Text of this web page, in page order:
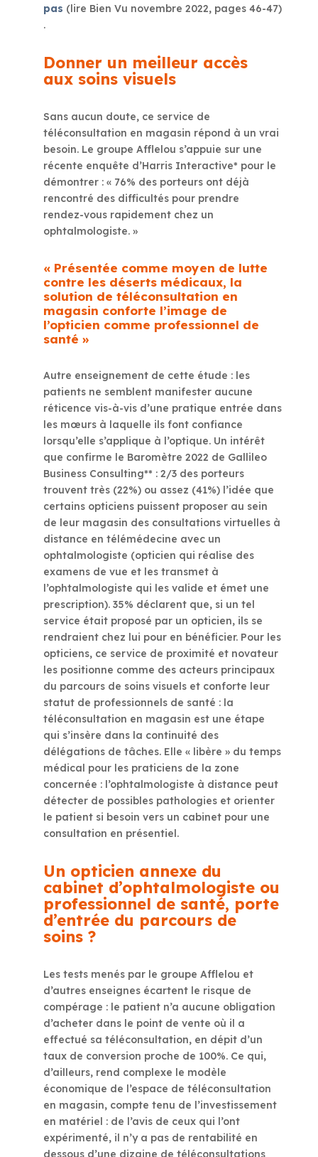
pas (lire Bien Vu novembre 2022, pages 46-47)
.
Donner un meilleur accès
aux soins visuels
Sans aucun doute, ce service de
téléconsultation en magasin répond à un vrai
besoin. Le groupe Afflelou s’appuie sur une
récente enquête d’Harris Interactive* pour le
démontrer : « 76% des porteurs ont déjà
rencontré des difficultés pour prendre
rendez-vous rapidement chez un
ophtalmologiste. »
« Présentée comme moyen de lutte
contre les déserts médicaux, la
solution de téléconsultation en
magasin conforte l’image de
l’opticien comme professionnel de
santé »
Autre enseignement de cette étude : les
patients ne semblent manifester aucune
réticence vis-à-vis d’une pratique entrée dans
les mœurs à laquelle ils font confiance
lorsqu’elle s’applique à l’optique. Un intérêt
que confirme le Baromètre 2022 de Gallileo
Business Consulting** : 2/3 des porteurs
trouvent très (22%) ou assez (41%) l’idée que
certains opticiens puissent proposer au sein
de leur magasin des consultations virtuelles à
distance en télémédecine avec un
ophtalmologiste (opticien qui réalise des
examens de vue et les transmet à
l’ophtalmologiste qui les valide et émet une
prescription). 35% déclarent que, si un tel
service était proposé par un opticien, ils se
rendraient chez lui pour en bénéficier. Pour les
opticiens, ce service de proximité et novateur
les positionne comme des acteurs principaux
du parcours de soins visuels et conforte leur
statut de professionnels de santé : la
téléconsultation en magasin est une étape
qui s’insère dans la continuité des
délégations de tâches. Elle « libère » du temps
médical pour les praticiens de la zone
concernée : l’ophtalmologiste à distance peut
détecter de possibles pathologies et orienter
le patient si besoin vers un cabinet pour une
consultation en présentiel.
Un opticien annexe du
cabinet d’ophtalmologiste ou
professionnel de santé, porte
d’entrée du parcours de
soins ?
Les tests menés par le groupe Afflelou et
d’autres enseignes écartent le risque de
compérage : le patient n’a aucune obligation
d’acheter dans le point de vente où il a
effectué sa téléconsultation, en dépit d’un
taux de conversion proche de 100%. Ce qui,
d’ailleurs, rend complexe le modèle
économique de l’espace de téléconsultation
en magasin, compte tenu de l’investissement
en matériel : de l’avis de ceux qui l’ont
expérimenté, il n’y a pas de rentabilité en
dessous d’une dizaine de téléconsultations